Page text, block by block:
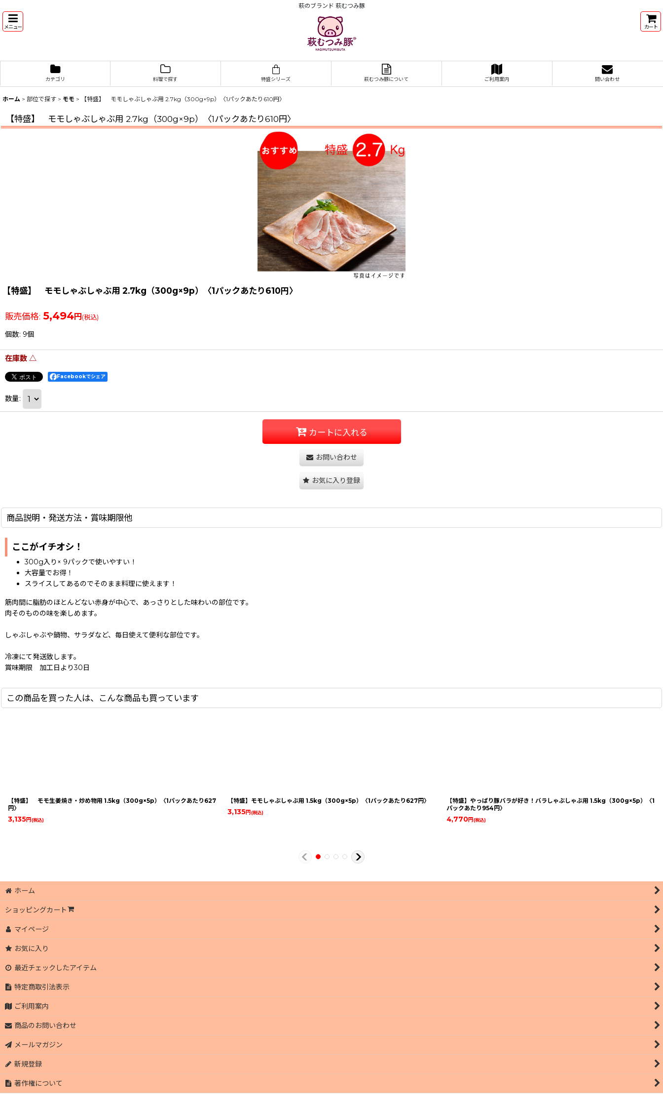
萩のブランド 萩むつみ豚
メニュー カート
カテゴリ 料理で探す 特盛シリーズ 萩むつみ豚について ご利用案内 問い合わせ
ホーム > 部位で探す > モモ > 【特盛】 モモしゃぶしゃぶ用 2.7kg（300g×9p）〈1パックあたり610円〉
【特盛】 モモしゃぶしゃぶ用 2.7kg（300g×9p）〈1パックあたり610円〉
【特盛】 モモしゃぶしゃぶ用 2.7kg（300g×9p）〈1パックあたり610円〉
販売価格: 5,494円 (税込)
個数: 9個
在庫数 △
Facebookでシェア
数量:
カートに入れる
お問い合わせ
お気に入り登録
商品説明・発送方法・賞味期限他
ここがイチオシ！
300g入り× 9パックで使いやすい！
大容量でお得！
スライスしてあるのでそのまま料理に使えます！
筋肉間に脂肪のほとんどない赤身が中心で、あっさりとした味わいの部位です。
肉そのものの味を楽しめます。
しゃぶしゃぶや鍋物、サラダなど、毎日使えて便利な部位です。
冷凍にて発送致します。
賞味期限 加工日より30日
この商品を買った人は、こんな商品も買っています
【特盛】 モモ生姜焼き・炒め物用 1.5kg（300g×5p）〈1パックあたり627
円〉
3,135円(税込)
【特盛】モモしゃぶしゃぶ用 1.5kg（300g×5p）〈1パックあたり627円〉
3,135円(税込)
【特盛】やっぱり豚バラが好き！バラしゃぶしゃぶ用 1.5kg（300g×5p）〈1
パックあたり954円〉
4,770円(税込)
ホーム
ショッピングカート
マイページ
お気に入り
最近チェックしたアイテム
特定商取引法表示
ご利用案内
商品のお問い合わせ
メールマガジン
新規登録
著作権について